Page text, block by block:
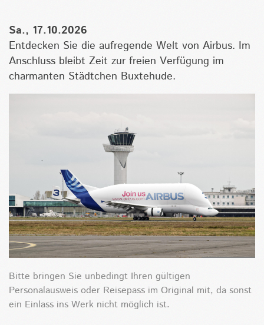
Sa., 17.10.2026
Entdecken Sie die aufregende Welt von Airbus. Im
Anschluss bleibt Zeit zur freien Verfügung im
charmanten Städtchen Buxtehude.
Bitte bringen Sie unbedingt Ihren gültigen
Personalausweis oder Reisepass im Original mit, da sonst
ein Einlass ins Werk nicht möglich ist.